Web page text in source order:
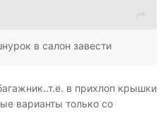
в салон завести
в прихлоп крышки
варианты только со